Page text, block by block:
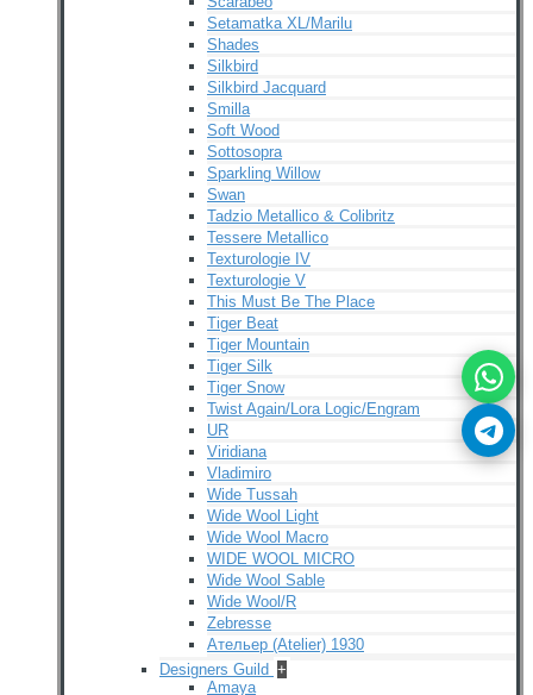
Setamatka XL/Marilu
Shades
Silkbird
Silkbird Jacquard
Smilla
Soft Wood
Sottosopra
Sparkling Willow
Swan
Tadzio Metallico & Colibritz
Tessere Metallico
Texturologie IV
Texturologie V
This Must Be The Place
Tiger Beat
Tiger Mountain
Tiger Silk
Tiger Snow
Twist Again/Lora Logic/Engram
UR
Viridiana
Vladimiro
Wide Tussah
Wide Wool Light
Wide Wool Macro
WIDE WOOL MICRO
Wide Wool Sable
Wide Wool/R
Zebresse
Ательер (Atelier) 1930
Designers Guild +
Amaya